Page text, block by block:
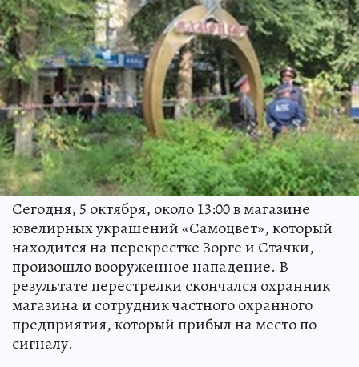
Сегодня, 5 октября, около 13:00 в магазине
ювелирных украшений «Самоцвет», который
находится на перекрестке Зорге и Стачки,
произошло вооруженное нападение. В
результате перестрелки скончался охранник
магазина и сотрудник частного охранного
предприятия, который прибыл на место по
сигналу.